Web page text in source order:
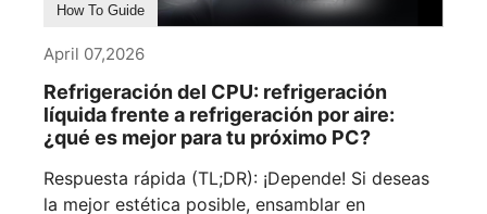
How To Guide
April 07,2026
Refrigeración del CPU: refrigeración
líquida frente a refrigeración por aire:
¿qué es mejor para tu próximo PC?
Respuesta rápida (TL;DR): ¡Depende! Si deseas
la mejor estética posible, ensamblar en